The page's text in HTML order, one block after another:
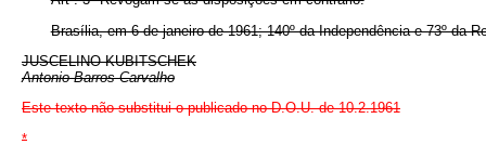
Brasília, em 6 de janeiro de 1961; 140º da Independência e 73º da
JUSCELINO KUBITSCHEK
Antonio Barros Carvalho
Este texto não substitui o publicado no D.O.U. de 10.2.1961
*